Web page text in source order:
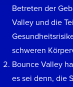
Betreten der
Valley und die
schweren
Bounce Valley
es sei denn, die